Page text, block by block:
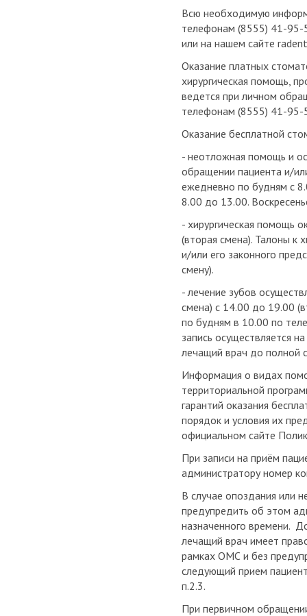
Всю необходимую
телефонам (8555) 41-95-
или на нашем сайте
Оказание платных
хирургическая помощь,
ведется при личном
телефонам (8555) 41-
Оказание бесплатной
- неотложная помощь и
обращении пациента и/
ежедневно по будням с
8.00 до 13.00.
- хирургическая помощь
(вторая смена). Талоны к
и/или его законного
смену).
- лечение зубов
смена) с 14.00 до 19.00
по будням в 10.00 по
запись осуществляется
лечащий врач до полной
Информация о видах
территориальной
гарантий оказания
порядок и условия их
официальном сайте
При записи на приём
администратору номер
В случае опоздания или
предупредить об этом
назначенного времени.
лечащий врач имеет
рамках ОМС и без
следующий прием
п.2.3.
При первичном